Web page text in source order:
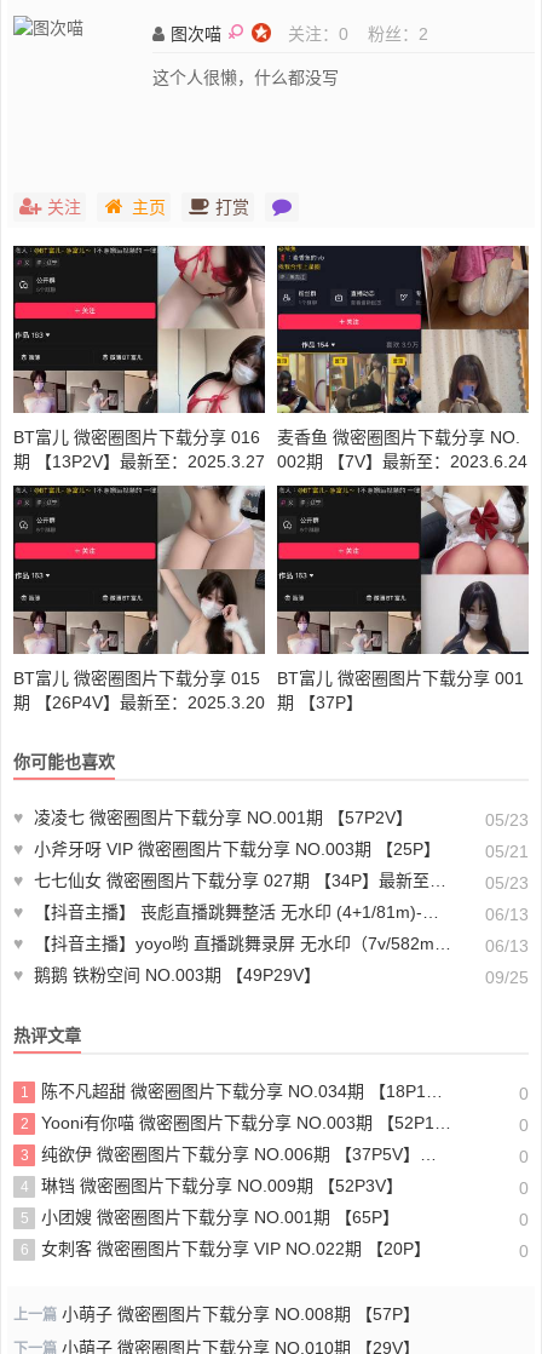
图次喵 关注： 0 粉丝： 2
这个人很懒，什么都没写
关注 主页 打赏
BT富儿 微密圈图片下载分享 016
期 【13P2V】最新至：2025.3.27
麦香鱼 微密圈图片下载分享 NO.
002期 【7V】最新至：2023.6.24
BT富儿 微密圈图片下载分享 015
期 【26P4V】最新至：2025.3.20
BT富儿 微密圈图片下载分享 001
期 【37P】
你可能也喜欢
♥ 凌凌七 微密圈图片下载分享 NO.001期 【57P2V】
05/23
♥ 小斧牙呀 VIP 微密圈图片下载分享 NO.003期 【25P】
05/21
♥ 七七仙女 微密圈图片下载分享 027期 【34P】最新至：2024.4.14
05/23
♥
【抖音主播】 丧彪直播跳舞整活 无水印 (4+1/81m)-素材视频下载
06/13
♥
【抖音主播】yoyo哟 直播跳舞录屏 无水印（7v/582m）-直播资源
06/13
♥ 鹅鹅 铁粉空间 NO.003期 【49P29V】 09/25
热评文章
1 陈不凡超甜 微密圈图片下载分享 NO.034期 【18P1V】最新至：2024.1.25 0
2 Yooni有你喵 微密圈图片下载分享 NO.003期 【52P1V】 0
3 纯欲伊 微密圈图片下载分享 NO.006期 【37P5V】最新至：2024.1.25 0
4 琳铛 微密圈图片下载分享 NO.009期 【52P3V】 0
5 小团嫂 微密圈图片下载分享 NO.001期 【65P】 0
6 女刺客 微密圈图片下载分享 VIP NO.022期 【20P】 0
上一篇 小萌子 微密圈图片下载分享 NO.008期 【57P】
下一篇 小萌子 微密圈图片下载分享 NO.010期 【29V】